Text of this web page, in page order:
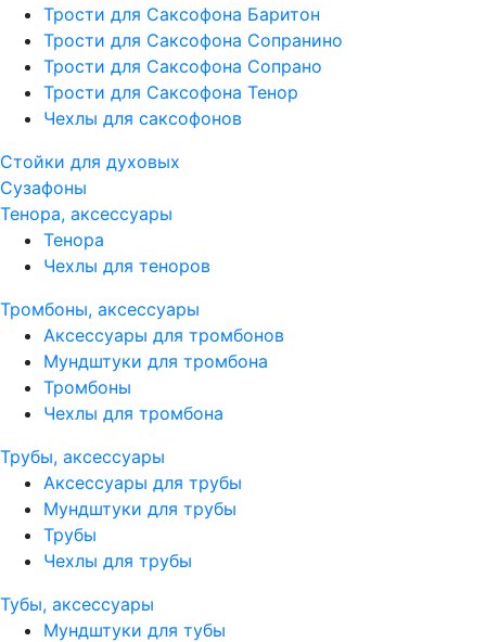
Трости для Саксофона Баритон
Трости для Саксофона Сопранино
Трости для Саксофона Сопрано
Трости для Саксофона Тенор
Чехлы для саксофонов
Стойки для духовых
Сузафоны
Тенора, аксессуары
Тенора
Чехлы для теноров
Тромбоны, аксессуары
Аксессуары для тромбонов
Мундштуки для тромбона
Тромбоны
Чехлы для тромбона
Трубы, аксессуары
Аксессуары для трубы
Мундштуки для трубы
Трубы
Чехлы для трубы
Тубы, аксессуары
Мундштуки для тубы